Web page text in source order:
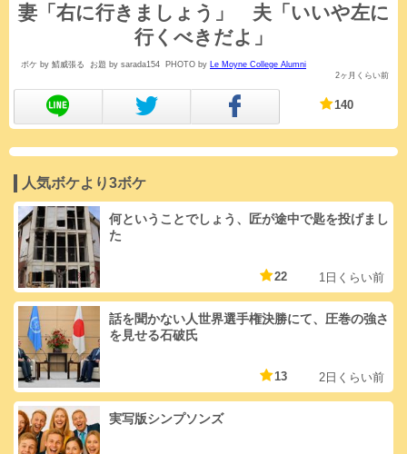
妻「右に行きましょう」 夫「いいや左に
行くべきだよ」
ボケ by 鯖威張る お題 by sarada154 PHOTO by
Le Moyne College Alumni
2ヶ月くらい前
140
人気ボケより3ボケ
何ということでしょう、匠が途中で匙を投げまし
た
22 1日くらい前
話を聞かない人世界選手権決勝にて、圧巻の強さ
を見せる石破氏
13 2日くらい前
実写版シンプソンズ